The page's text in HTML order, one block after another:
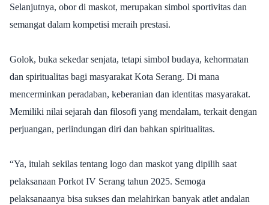
Selanjutnya, obor di maskot, merupakan simbol sportivitas dan
semangat dalam kompetisi meraih prestasi.
Golok, buka sekedar senjata, tetapi simbol budaya, kehormatan
dan spiritualitas bagi masyarakat Kota Serang. Di mana
mencerminkan peradaban, keberanian dan identitas masyarakat.
Memiliki nilai sejarah dan filosofi yang mendalam, terkait dengan
perjuangan, perlindungan diri dan bahkan spiritualitas.
“Ya, itulah sekilas tentang logo dan maskot yang dipilih saat
pelaksanaan Porkot IV Serang tahun 2025. Semoga
pelaksanaanya bisa sukses dan melahirkan banyak atlet andalan